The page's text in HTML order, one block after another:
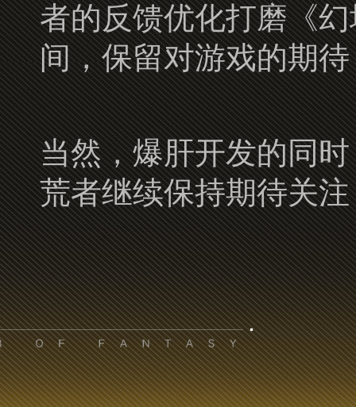
者的反馈优化打磨《
间，保留对游戏的期
当然，爆肝开发的同
荒者继续保持期待关